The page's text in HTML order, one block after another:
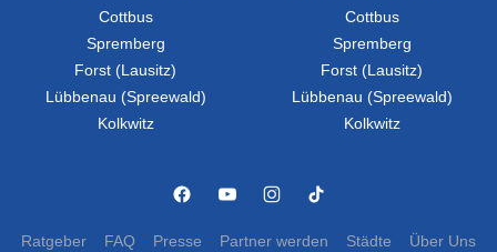
Cottbus
Spremberg
Forst (Lausitz)
Lübbenau (Spreewald)
Kolkwitz
Cottbus
Spremberg
Forst (Lausitz)
Lübbenau (Spreewald)
Kolkwitz
Ratgeber FAQ Presse Partner werden Städte Über Uns